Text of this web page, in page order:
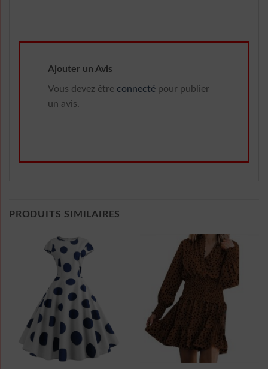
Ajouter un Avis
Vous devez être connecté pour publier
un avis.
PRODUITS SIMILAIRES